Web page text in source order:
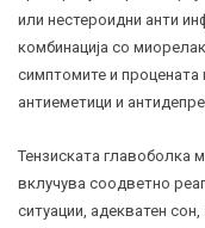
или нестероидни анти
комбинација со
симптомите и
антиеметици и
Тензиската главоболка
вклучува соодветно
ситуации, адекватен